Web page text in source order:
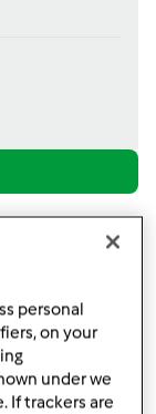
personal
on your
under we
If trackers are